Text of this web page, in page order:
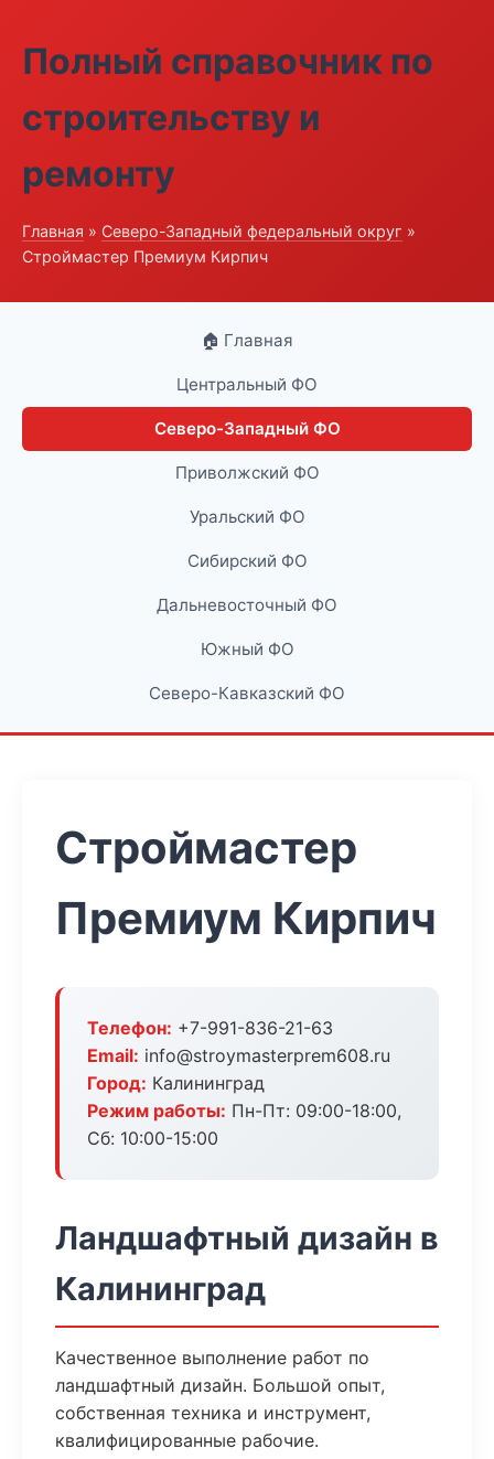
Полный справочник по
строительству и
ремонту
Главная » Северо-Западный федеральный округ »
Строймастер Премиум Кирпич
🏠 Главная
Центральный ФО
Северо-Западный ФО
Приволжский ФО
Уральский ФО
Сибирский ФО
Дальневосточный ФО
Южный ФО
Северо-Кавказский ФО
Строймастер
Премиум Кирпич
Телефон: +7-991-836-21-63
Email: info@stroymasterprem608.ru
Город: Калининград
Режим работы: Пн-Пт: 09:00-18:00,
Сб: 10:00-15:00
Ландшафтный дизайн в
Калининград
Качественное выполнение работ по
ландшафтный дизайн. Большой опыт,
собственная техника и инструмент,
квалифицированные рабочие.